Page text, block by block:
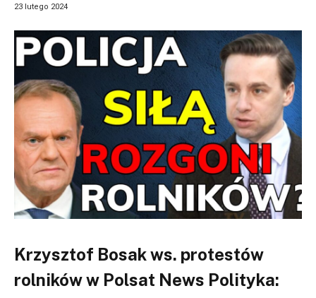
23 lutego 2024
Krzysztof Bosak ws. protestów
rolników w Polsat News Polityka: